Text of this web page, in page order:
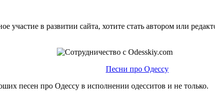
участие в развитии сайта, хотите стать автором или
Песни про Одессу
песен про Одессу в исполнении одесситов и не только.